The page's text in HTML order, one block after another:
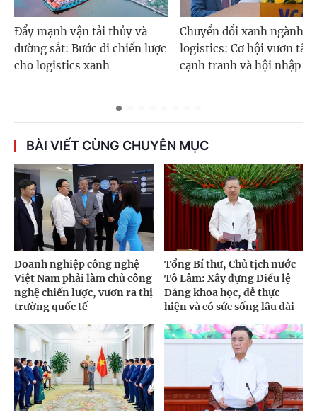
Đẩy mạnh vận tải thủy và
đường sắt: Bước đi chiến lược
cho logistics xanh
Chuyển đổi xanh ngành
logistics: Cơ hội vươn tầm
cạnh tranh và hội nhập
BÀI VIẾT CÙNG CHUYÊN MỤC
Doanh nghiệp công nghệ
Việt Nam phải làm chủ công
nghệ chiến lược, vươn ra thị
trường quốc tế
Tổng Bí thư, Chủ tịch nước
Tô Lâm: Xây dựng Điều lệ
Đảng khoa học, dễ thực
hiện và có sức sống lâu dài